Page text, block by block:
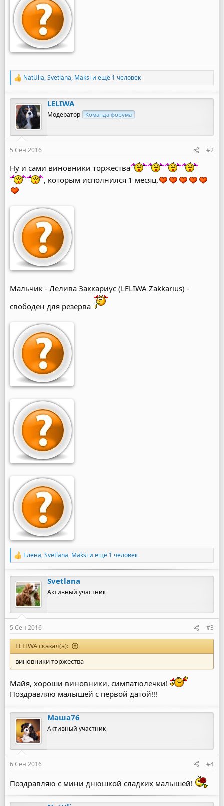
Р
а
к
ц
и
и
:
NatUlia,Svetlana, Maksi и ещё 1 человек
LELIWA
Модератор Команда форума
5 Сен 2016 #2
Ну и сами виновники торжества
, которым исполнился 1 месяц.
Мальчик - Лелива Заккариус (LELIWA Zakkarius) -
свободен для резерва
Р
а
к
ц
и
и
:
Елена,Svetlana, Maksi и ещё 1 человек
Svetlana
Активный участник
5 Сен 2016 #3
LELIWA сказал(а):
виновники торжества
Майя, хороши виновники, симпатюлечки!
Поздравляю малышей с первой датой!!!
Маша76
Активный участник
6 Сен 2016 #4
Поздравляю с мини днюшкой сладких малышей!